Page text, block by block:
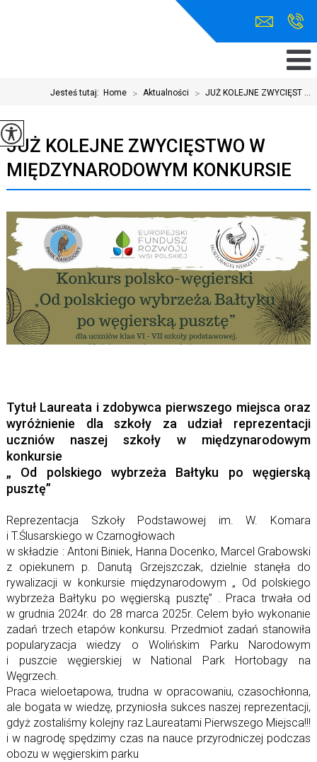
Jesteś tutaj: Home > Aktualności > JUŻ KOLEJNE ZWYCIĘST ...
JUŻ KOLEJNE ZWYCIĘSTWO W
MIĘDZYNARODOWYM KONKURSIE
Tytuł Laureata i zdobywca pierwszego miejsca oraz
wyróżnienie dla szkoły za udział reprezentacji
uczniów naszej szkoły w międzynarodowym
konkursie
„ Od polskiego wybrzeża Bałtyku po węgierską
pusztę”
Reprezentacja Szkoły Podstawowej im. W. Komara
i T.Ślusarskiego w Czarnogłowach
w składzie : Antoni Biniek, Hanna Docenko, Marcel Grabowski
z opiekunem p. Danutą Grzejszczak, dzielnie stanęła do
rywalizacji w konkursie międzynarodowym „ Od polskiego
wybrzeża Bałtyku po węgierską pusztę” . Praca trwała od
w grudnia 2024r. do 28 marca 2025r. Celem było wykonanie
zadań trzech etapów konkursu. Przedmiot zadań stanowiła
popularyzacja wiedzy o Wolińskim Parku Narodowym
i puszcie węgierskiej w National Park Hortobagy na
Węgrzech.
Praca wieloetapowa, trudna w opracowaniu, czasochłonna,
ale bogata w wiedzę, przyniosła sukces naszej reprezentacji,
gdyż zostaliśmy kolejny raz Laureatami Pierwszego Miejsca!!!
i w nagrodę spędzimy czas na nauce przyrodniczej podczas
obozu w węgierskim parku